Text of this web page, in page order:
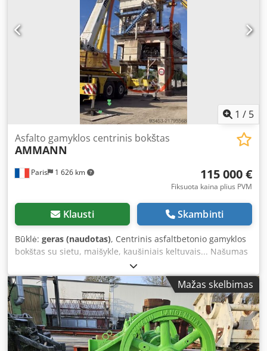
1 / 5
Paris 1 626 km
Asfalto gamyklos centrinis bokštas
AMMANN
115 000 €
Fiksuota kaina plius PVM
Klausti Skambinti
Būklė: geras (naudotas), Centrinis asfaltbetonio gamyklos
bokštas su sietu, maišykle, kaušiniais keltuvais... Našumas
160 tonų/val. Dkedpfoy Hf Dujx Aa Eer
Mažas skelbimas